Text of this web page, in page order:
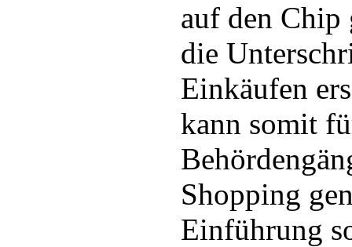
auf den Chip
die
Einkäufen
kann somit
Shopping
Einführung